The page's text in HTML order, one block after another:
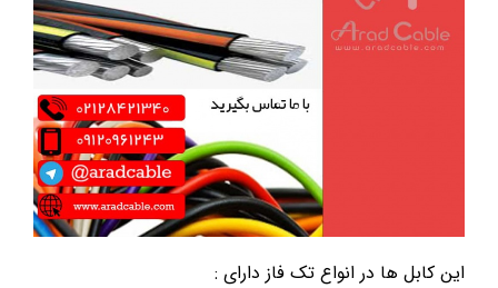
این کابل ها در انواع تک فاز دارای :